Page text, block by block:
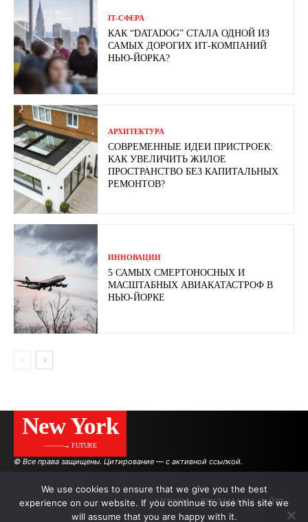
ІТ-СФЕРА
КАК “DATADOG” СТАЛА ОДНОЙ ИЗ
САМЫХ ДОРОГИХ ИТ-КОМПАНИЙ
НЬЮ-ЙОРКА?
АРХИТЕКТУРА
СОВРЕМЕННЫЕ ИДЕИ ПРИСТРОЕК:
КАК УВЕЛИЧИТЬ ЖИЛОЕ
ПРОСТРАНСТВО БЕЗ КАПИТАЛЬНЫХ
РЕМОНТОВ?
ИННОВАЦИИ
5 САМЫХ СМЕРТОНОСНЫХ И
МАСШТАБНЫХ АВИАКАТАСТРОФ В
НЬЮ-ЙОРКЕ
New York
———→ FUTURE
© Все права защищены. Цитирование — с активной ссылкой.
АВТОРЫ РЕКЛАМА НА САЙТЕ
We use cookies to ensure that we give you the best
experience on our website. If you continue to use this site we
will assume that you are happy with it.